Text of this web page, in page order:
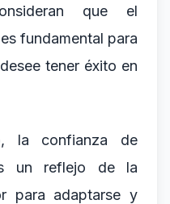
que el
fundamental para
tener éxito en
la confianza de
un reflejo de la
para adaptarse y